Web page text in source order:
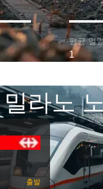
평균 일
1
라노
출발